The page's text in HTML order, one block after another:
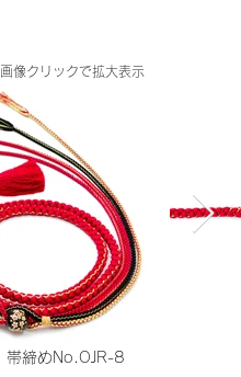
画像クリックで拡大表示
帯締めNo.OJR-8